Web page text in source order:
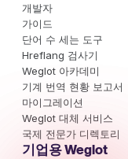
개발자
가이드
단어 수 세는 도구
Hreflang 검사기
Weglot 아카데미
기계 번역 현황 보고서
마이그레이션
Weglot 대체 서비스
국제 전문가 디렉토리
기업용 Weglot